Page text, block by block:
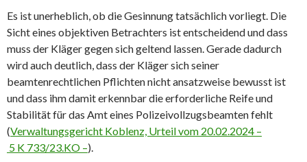
Es ist unerheblich, ob die Gesinnung tatsächlich vorliegt. Die
Sicht eines objektiven Betrachters ist entscheidend und dass
muss der Kläger gegen sich geltend lassen. Gerade dadurch
wird auch deutlich, dass der Kläger sich seiner
beamtenrechtlichen Pflichten nicht ansatzweise bewusst ist
und dass ihm damit erkennbar die erforderliche Reife und
Stabilität für das Amt eines Polizeivollzugsbeamten fehlt
(Verwaltungsgericht Koblenz, Urteil vom 20.02.2024 –
5 K 733/23.KO –).